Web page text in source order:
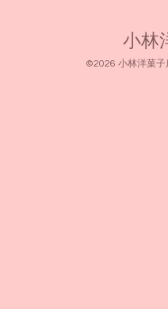
小林
©2026 小林洋菓子